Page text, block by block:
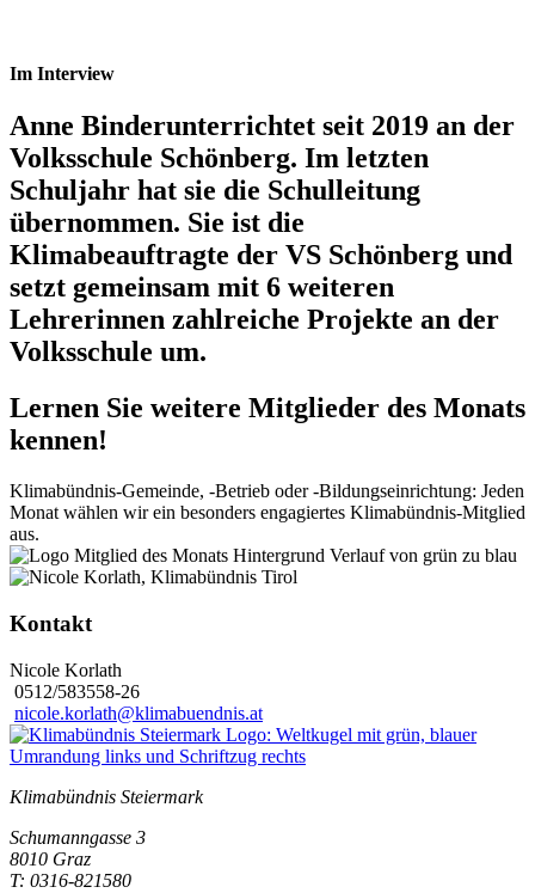
Im Interview
Anne Binderunterrichtet seit 2019 an der
Volksschule Schönberg. Im letzten
Schuljahr hat sie die Schulleitung
übernommen. Sie ist die
Klimabeauftragte der VS Schönberg und
setzt gemeinsam mit 6 weiteren
Lehrerinnen zahlreiche Projekte an der
Volksschule um.
Lernen Sie weitere Mitglieder des Monats
kennen!
Klimabündnis-Gemeinde, -Betrieb oder -Bildungseinrichtung: Jeden
Monat wählen wir ein besonders engagiertes Klimabündnis-Mitglied
aus.
Kontakt
Nicole Korlath
0512/583558-26
nicole.korlath@klimabuendnis.at
Klimabündnis Steiermark
Schumanngasse 3
8010 Graz
T: 0316-821580